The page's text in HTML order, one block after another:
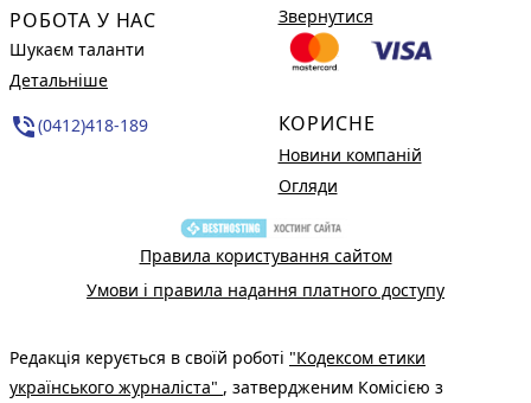
РОБОТА У НАС
Шукаєм таланти
Детальніше
phone_in_talk(0412)418-189
Звернутися
КОРИСНЕ
Новини компаній
Огляди
Правила користування сайтом
Умови і правила надання платного доступу
Редакція керується в своїй роботі "Кодексом етики
українського журналіста" , затвердженим Комісією з